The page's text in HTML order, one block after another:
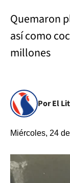
Quemaron
así como
millones
Por El
Miércoles, 24